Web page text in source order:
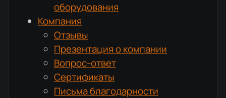
оборудования
Компания
Отзывы
Презентация о компании
Вопрос-ответ
Сертификаты
Письма благодарности